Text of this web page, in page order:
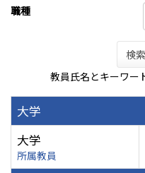
職種
検索
教員氏名とキーワー
大学
大学
所属教員